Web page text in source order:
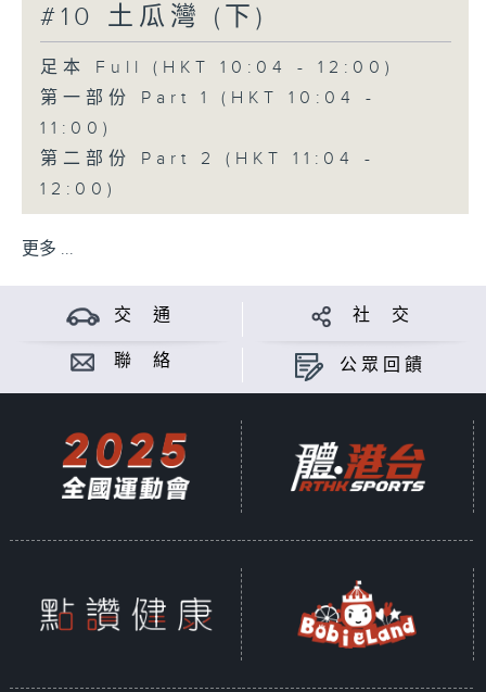
#10 土瓜灣 (下)
足本 Full (HKT 10:04 - 12:00)
第一部份 Part 1 (HKT 10:04 -
11:00)
第二部份 Part 2 (HKT 11:04 -
12:00)
更多 ...
交 通 社 交
聯 絡 公眾回饋